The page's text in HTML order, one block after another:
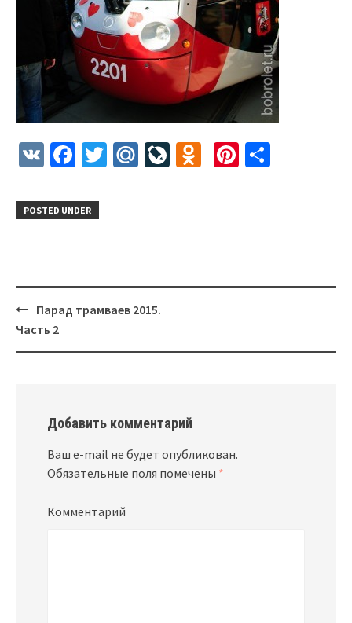
VK Facebook
TwitterMail.Ru
LiveJournal
Odnoklassniki
Pinterest
POSTED UNDER
Post
navigation
Парад трамваев 2015.
Часть 2
Добавить комментарий
Ваш e-mail не будет опубликован.
Обязательные поля помечены *
Комментарий